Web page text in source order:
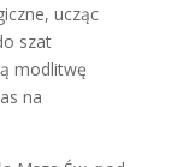
ucząc
szat
modlitwę
na